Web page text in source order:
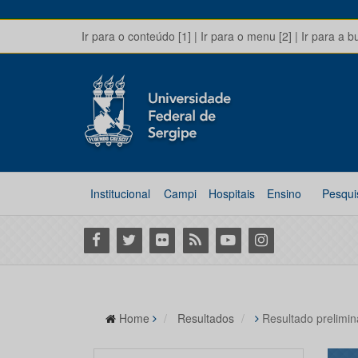
Ir para o conteúdo [1] | Ir para o menu [2] | Ir para a
Institucional Campi Hospitais Ensino
Facebook
Twitter Flickr RSS YoutubeInstagram
Home Resultados Resultado